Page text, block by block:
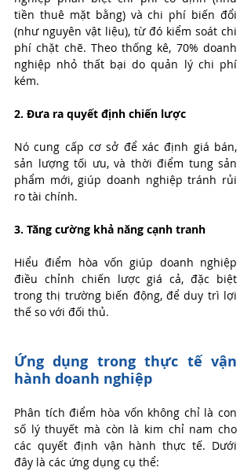
tiền thuê mặt bằng) và chi phí biến đổi
(như nguyên vật liệu), từ đó kiểm soát chi
phí chặt chẽ. Theo thống kê, 70% doanh
nghiệp nhỏ thất bại do quản lý chi phí
kém.
2. Đưa ra quyết định chiến lược
Nó cung cấp cơ sở để xác định giá bán,
sản lượng tối ưu, và thời điểm tung sản
phẩm mới, giúp doanh nghiệp tránh rủi
ro tài chính.
3. Tăng cường khả năng cạnh tranh
Hiểu điểm hòa vốn giúp doanh nghiệp
điều chỉnh chiến lược giá cả, đặc biệt
trong thị trường biến động, để duy trì lợi
thế so với đối thủ.
Ứng dụng trong thực tế vận
hành doanh nghiệp
Phân tích điểm hòa vốn không chỉ là con
số lý thuyết mà còn là kim chỉ nam cho
các quyết định vận hành thực tế. Dưới
đây là các ứng dụng cụ thể: